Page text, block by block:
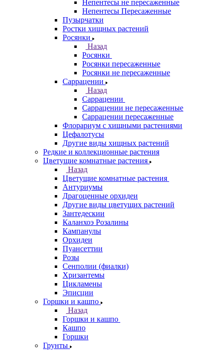
Непентесы не пересаженные
Непентесы Пересаженные
Пузырчатки
Ростки хищных растений
Росянки
Назад
Росянки
Росянки пересаженные
Росянки не пересаженные
Саррацении
Назад
Саррацении
Саррацении не пересаженные
Саррацении пересаженные
Флорариум с хищными растениями
Цефалотусы
Другие виды хищных растений
Редкие и коллекционные растения
Цветущие комнатные растения
Назад
Цветущие комнатные растения
Антуриумы
Драгоценные орхидеи
Другие виды цветущих растений
Зантедескии
Каланхоэ Розалины
Кампанулы
Орхидеи
Пуансеттии
Розы
Сенполии (фиалки)
Хризантемы
Цикламены
Эписции
Горшки и кашпо
Назад
Горшки и кашпо
Кашпо
Горшки
Грунты